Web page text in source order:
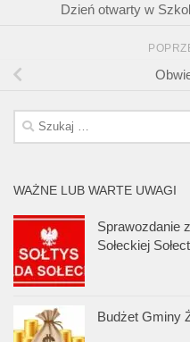
Dzień otwarty w
Szukaj:
WAŻNE LUB WARTE UWAGI
Sprawozdanie
Sołeckiej
Budżet Gminy